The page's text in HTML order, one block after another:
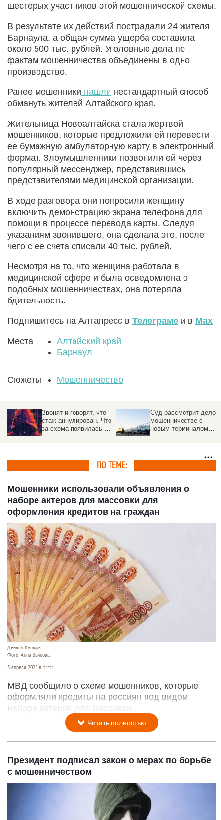
шестерых участников этой мошеннической схемы.
В результате их действий пострадали 24 жителя
Барнаула, а общая сумма ущерба составила
около 500 тыс. рублей. Уголовные дела по
фактам мошенничества объединены в одно
производство.
Ранее мошенники нашли нестандартный способ
обмануть жителей Алтайского края.
Жительница Новоалтайска стала жертвой
мошенников, которые предложили ей перевести
ее бумажную амбулаторную карту в электронный
формат. Злоумышленники позвонили ей через
популярный мессенджер, представившись
представителями медицинской организации.
В ходе разговора они попросили женщину
включить демонстрацию экрана телефона для
помощи в процессе перевода карты. Следуя
указаниям звонившего, она сделала это, после
чего с ее счета списали 40 тыс. рублей.
Несмотря на то, что женщина работала в
медицинской сфере и была осведомлена о
подобных мошенничествах, она потеряла
бдительность.
Подпишитесь на Алтапресс в Телеграме и в Max
Места
Алтайский край
Барнаул
Сюжеты Мошенничество
Звонят и говорят, что
стаж аннулирован. Что
за схема появилась в
Суд рассмотрит дело о
мошенничестве с
новым терминалом
ПО ТЕМЕ:
Мошенники использовали объявления о
наборе актеров для массовки для
оформления кредитов на граждан
Деньги. Купюры.
Фото: Анна Зайкова.
3 апреля 2025 в 14:14
МВД сообщило о схеме мошенников, которые
оформляли кредиты на россиян под видом
набора актеров для массовки.
Читать полностью
Президент подписал закон о мерах по борьбе
с мошенничеством